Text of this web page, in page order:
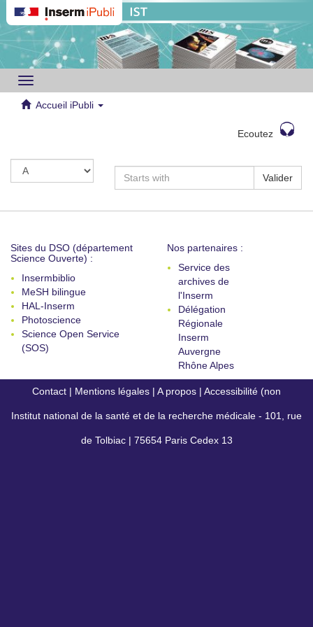
Toggle
navigation
Accueil iPubli
Ecoutez
Valider
Sites du DSO (département
Science Ouverte) :
Insermbiblio
MeSH bilingue
HAL-Inserm
Photoscience
Science Open Service
(SOS)
Nos partenaires :
Service des
archives de
l'Inserm
Délégation
Régionale
Inserm
Auvergne
Rhône Alpes
Contact | Mentions légales | A propos | Accessibilité (non
conforme)
Institut national de la santé et de la recherche médicale - 101, rue
de Tolbiac | 75654 Paris Cedex 13